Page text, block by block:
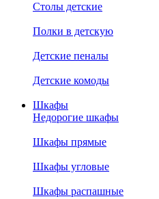
Столы детские
Полки в детскую
Детские пеналы
Детские комоды
Шкафы
Недорогие шкафы
Шкафы прямые
Шкафы угловые
Шкафы распашные